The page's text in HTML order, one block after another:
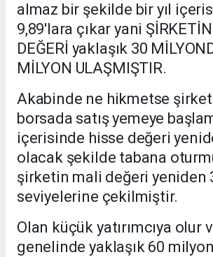
almaz bir şekilde bir yıl
9,89'lara çıkar yani
DEĞERİ yaklaşık 30
MİLYON ULAŞMIŞTIR.
Akabinde ne hikmetse
borsada satış yemeye
içerisinde hisse değeri
olacak şekilde tabana
şirketin mali değeri yeniden
seviyelerine çekilmiştir.
Olan küçük yatırımcıya olur
genelinde yaklaşık 60